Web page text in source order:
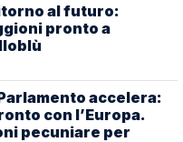
al futuro:
pronto a
accelera:
con l’Europa.
pecuniare per